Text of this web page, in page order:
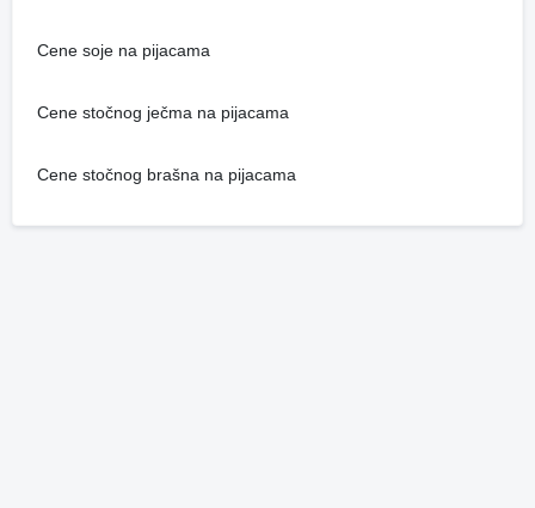
Cene soje na pijacama
Cene stočnog ječma na pijacama
Cene stočnog brašna na pijacama